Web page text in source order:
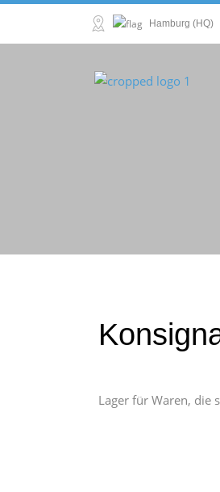
Hamburg (HQ)
Lager für Waren, die